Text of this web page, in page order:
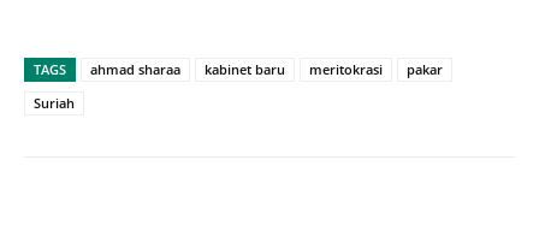
TAGS ahmad sharaa kabinet baru meritokrasi
pakar
Suriah